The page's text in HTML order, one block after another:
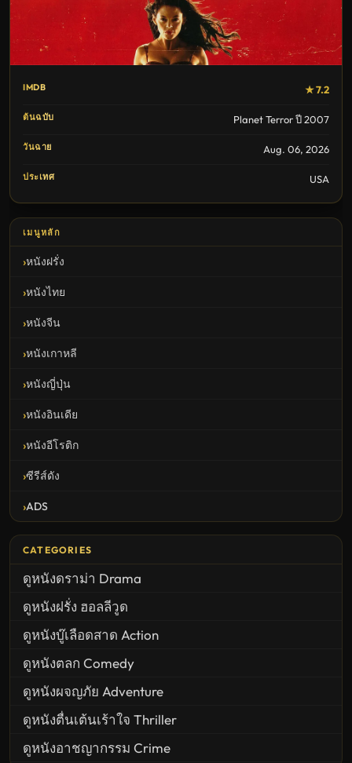
IMDB ★ 7.2
ต้นฉบับ Planet Terror ปี 2007
วันฉาย Aug. 06, 2026
ประเทศ USA
เมนูหลัก
หนังฝรั่ง
หนังไทย
หนังจีน
หนังเกาหลี
หนังญี่ปุ่น
หนังอินเดีย
หนังอีโรติก
ซีรีส์ดัง
ADS
CATEGORIES
ดูหนังดราม่า Drama
ดูหนังฝรั่ง ฮอลลีวูด
ดูหนังบู๊เลือดสาด Action
ดูหนังตลก Comedy
ดูหนังผจญภัย Adventure
ดูหนังตื่นเต้นเร้าใจ Thriller
ดูหนังอาชญากรรม Crime